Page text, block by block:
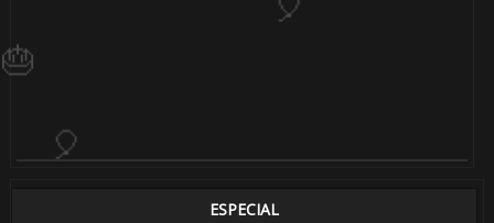
ESPECIAL